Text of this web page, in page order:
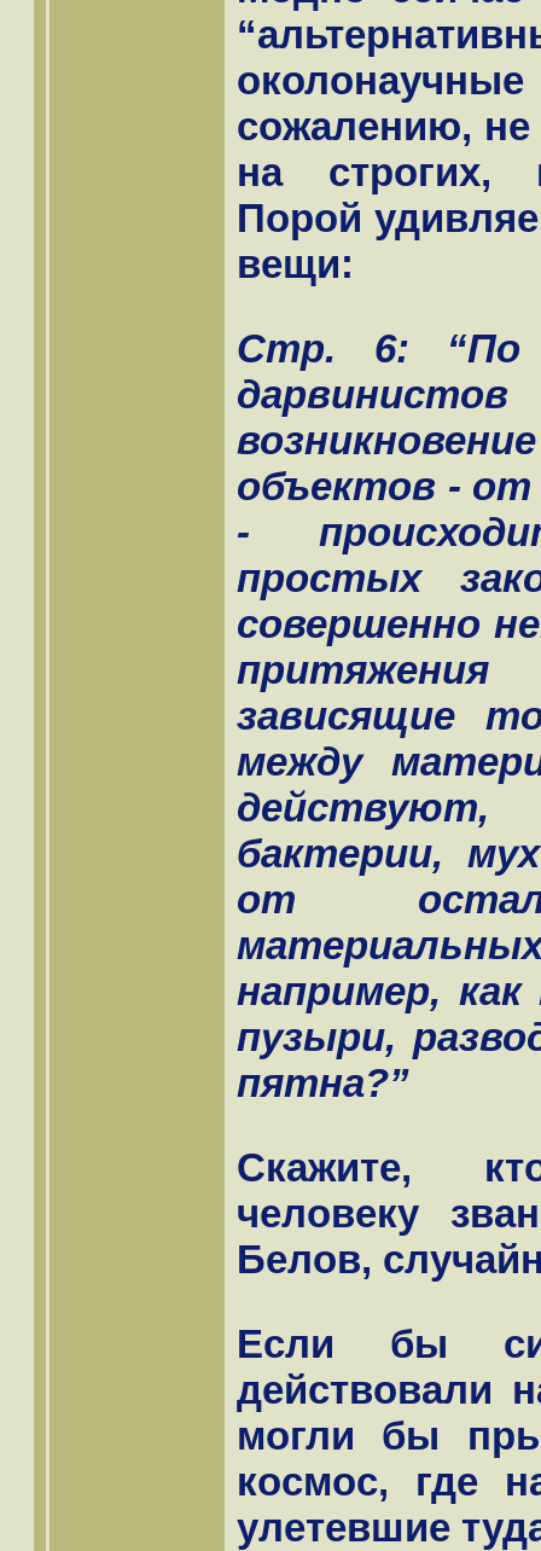
сожалению,
на строгих,
Порой
вещи:
Стр. 6: “По
объектов - от
-
простых
совершенно
зависящие
между
бактерии,
от
например,
пузыри,
пятна?”
Скажите,
человеку
Белов,
Если бы
действовали
могли бы
космос, где
улетевшие